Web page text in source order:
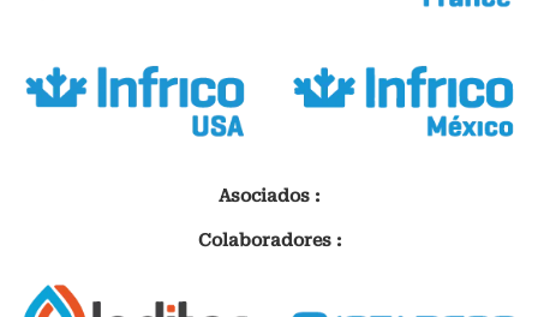
Asociados :
Colaboradores :